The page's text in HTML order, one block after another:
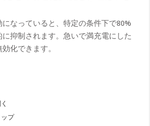
なっていると、特定の条件下で80%
抑制されます。急いで満充電にした
化できます。
ップ